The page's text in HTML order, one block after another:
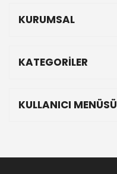
KURUMSAL
KATEGORİLER
KULLANICI MENÜSÜ